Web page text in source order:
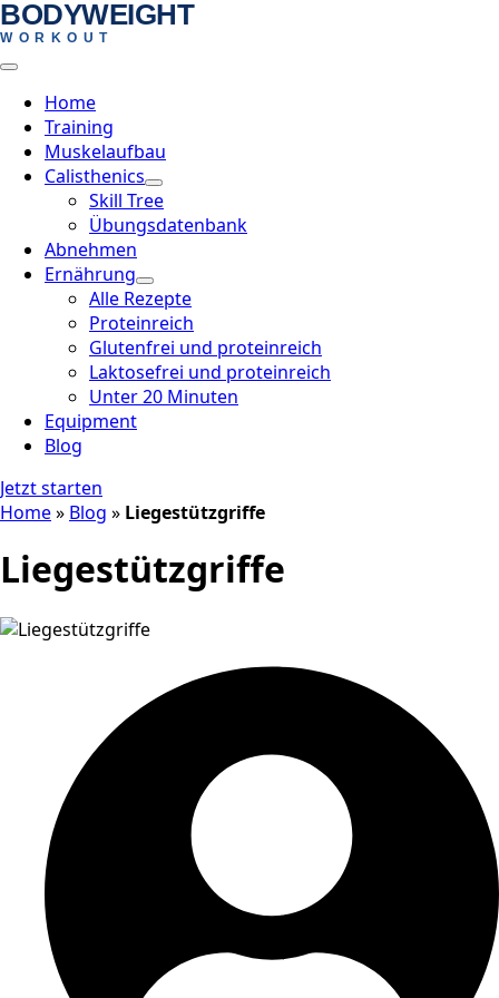
Skip
to
main
content
BODYWEIGHT
WORKOUT
Home
Training
Muskelaufbau
Calisthenics
Skill Tree
Übungsdatenbank
Abnehmen
Ernährung
Alle Rezepte
Proteinreich
Glutenfrei und proteinreich
Laktosefrei und proteinreich
Unter 20 Minuten
Equipment
Blog
Jetzt starten
Home» Blog » Liegestützgriffe
Liegestützgriffe